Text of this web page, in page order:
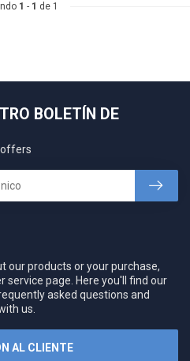
1 - 1 de 1
our products or your purchase,
service page. Here you'll find our
asked questions and
us.
AL CLIENTE
BOLETÍN DE